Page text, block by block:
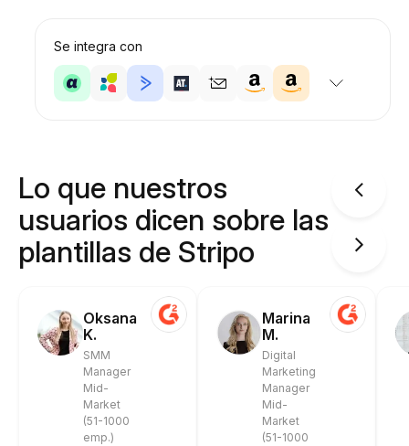
Se integra con
Lo que nuestros
usuarios dicen sobre las
plantillas de Stripo
Oksana
K.
SMM
Manager
Mid-
Market
(51-1000
emp.)
Marina
M.
Digital
Marketing
Manager
Mid-
Market
(51-1000